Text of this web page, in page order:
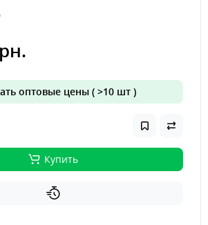
оптовые цены ( >10 шт )
Купить